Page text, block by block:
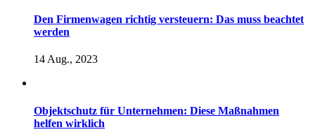
Den Firmenwagen richtig versteuern: Das muss beachtet
werden
14 Aug., 2023
Objektschutz für Unternehmen: Diese Maßnahmen
helfen wirklich